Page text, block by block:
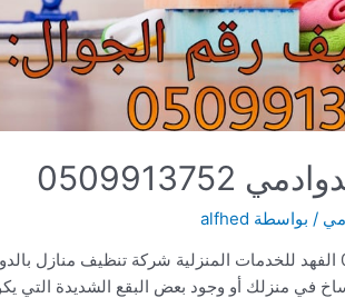
/ بواسطة alfhed
شركة تنظيف منازل بالدوادمي 0509913752 الفهد للخدمات المنزلية شركة تنظيف منازل
في منزلك أو وجود بعض البقع الشديدة التي